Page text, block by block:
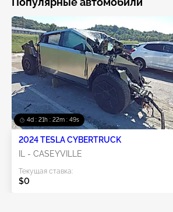
4d : 21h : 22m : 48s
2024 TESLA CYBERTRUCK
IL - CASEYVILLE
Текущая ставка:
$0